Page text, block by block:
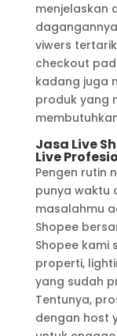
menjelaskan
viwers
checkout
kadang juga
produk yang
Jasa Live
Live
Pengen rutin
punya waktu
masalahmu
Shopee
Shopee kami
properti,
yang sudah
Tentunya,
dengan host